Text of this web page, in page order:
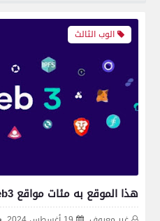
الوب الثالث
هذا الموقع به مئات مواقع Web3 و يتم الاضافة دوريا